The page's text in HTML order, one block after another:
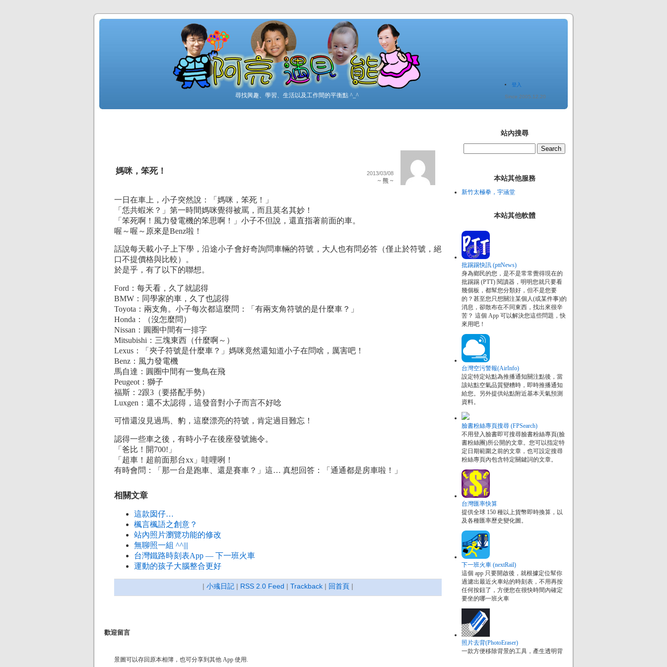
尋找興趣、學習、生活以及工作間的平衡點 ^_^
登入
Since 2005.12.20
媽咪，笨死！ 2013/03/08
~ 熊 ~
一日在車上，小子突然說：「媽咪，笨死！」
「恁共蝦米？」第一時間媽咪覺得被罵，而且莫名其妙！
「笨死啊！風力發電機的笨思啊！」小子不但說，還直指著前面的車。
喔～喔～原來是Benz啦！
話說每天載小子上下學，沿途小子會好奇詢問車輛的符號，大人也有問必答（僅止於符號，絕
口不提價格與比較）。
於是乎，有了以下的聯想。
Ford：每天看，久了就認得
BMW：同學家的車，久了也認得
Toyota：兩支角。小子每次都這麼問：「有兩支角符號的是什麼車？」
Honda：（沒怎麼問）
Nissan：圓圈中間有一排字
Mitsubishi：三塊東西（什麼啊～）
Lexus：「夾子符號是什麼車？」媽咪竟然還知道小子在問啥，厲害吧！
Benz：風力發電機
馬自達：圓圈中間有一隻鳥在飛
Peugeot：獅子
福斯：2跟3（要搭配手勢）
Luxgen：還不太認得，這發音對小子而言不好唸
可惜還沒見過馬、豹，這麼漂亮的符號，肯定過目難忘！
認得一些車之後，有時小子在後座發號施令。
「爸比！開700!」
「超車！超前面那台xx」哇哩咧！
有時會問：「那一台是跑車、還是賽車？」這… 真想回答：「通通都是房車啦！」
相關文章
這款囡仔…
楓言楓語之創意？
站內照片瀏覽功能的修改
無聊照一組 ^^|||
台灣鐵路時刻表App — 下一班火車
運動的孩子大腦整合更好
| 小彧日記 | RSS 2.0 Feed | Trackback | 回首頁 |
歡迎留言
站內搜尋
本站其他服務
新竹太極拳，宇涵堂
本站其他軟體
批踢踢快訊 (pttNews)
身為鄉民的您，是不是常常覺得現在的
批踢踢 (PTT) 閱讀器，明明您就只要看
幾個板，都幫您分類好，但不是您要
的？甚至您只想關注某個人(或某件事)的
消息，卻散布在不同東西，找出來很辛
苦？ 這個 App 可以解決您這些問題，快
來用吧！
台灣空污警報(AirInfo)
設定特定站點為推播通知關注點後，當
該站點空氣品質變糟時，即時推播通知
給您。另外提供站點附近基本天氣預測
資料。
臉書粉絲專頁搜尋 (FPSearch)
不用登入臉書即可搜尋臉書粉絲專頁(臉
書粉絲團)所公開的文章。您可以指定特
定日期範圍之前的文章，也可設定搜尋
粉絲專頁內包含特定關鍵詞的文章。
台灣匯率快算
提供全球 150 種以上貨幣即時換算，以
及各種匯率歷史變化圖。
下一班火車 (nextRail)
這個 app 只要開啟後，就根據定位幫你
過濾出最近火車站的時刻表，不用再按
任何按鈕了，方便您在很快時間內確定
要坐的哪一班火車
照片去背(PhotoEraser)
一款方便移除背景的工具，產生透明背
景圖可以存回原本相簿，也可分享到其他 App 使用.